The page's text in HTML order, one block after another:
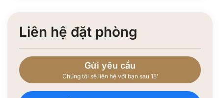
Liên hệ đặt phòng
Gửi yêu cầu
Chúng tôi sẽ liên hệ với bạn sau 15’